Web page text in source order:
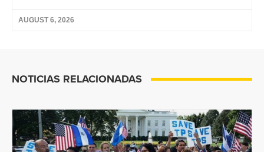
AUGUST 6, 2026
NOTICIAS RELACIONADAS